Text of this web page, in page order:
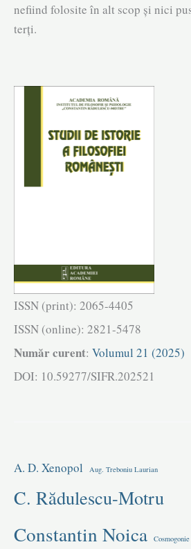
nefiind folosite în alt scop și nici
terți.
ISSN (print): 2065-4405
ISSN (online): 2821-5478
Număr curent: Volumul 21 (2025)
DOI: 10.59277/SIFR.202521
A. D. Xenopol Aug. Treboniu Laurian
C. Rădulescu-Motru
Constantin Noica Cosmogonie